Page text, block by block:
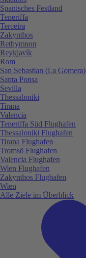
Spanisches Festland
Teneriffa
Terceira
Zakynthos
Rethymnon
Reykjavík
Rom
San Sebastian (La Gomera)
Santa Ponsa
Sevilla
Thessaloniki
Tirana
Valencia
Teneriffa Süd Flughafen
Thessaloniki Flughafen
Tirana Flughafen
Tromsö Flughafen
Valencia Flughafen
Wien Flughafen
Zakynthos Flughafen
Wien
Alle Ziele im Überblick